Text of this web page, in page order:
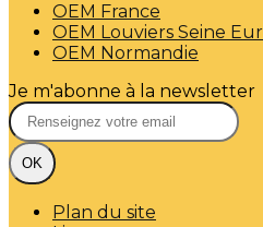
OEM France
OEM Louviers Seine
OEM Normandie
Je m'abonne à la newsletter
OK
Plan du site